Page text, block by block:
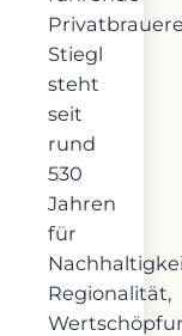
Stiegl
steht
seit
rund
530
Jahren
für
Regionalität,